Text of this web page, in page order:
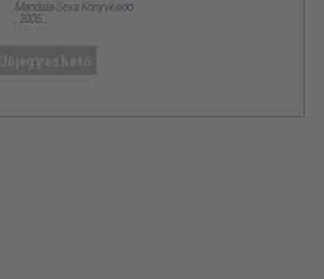
Mandala-Seva Könyvkiadó
2005